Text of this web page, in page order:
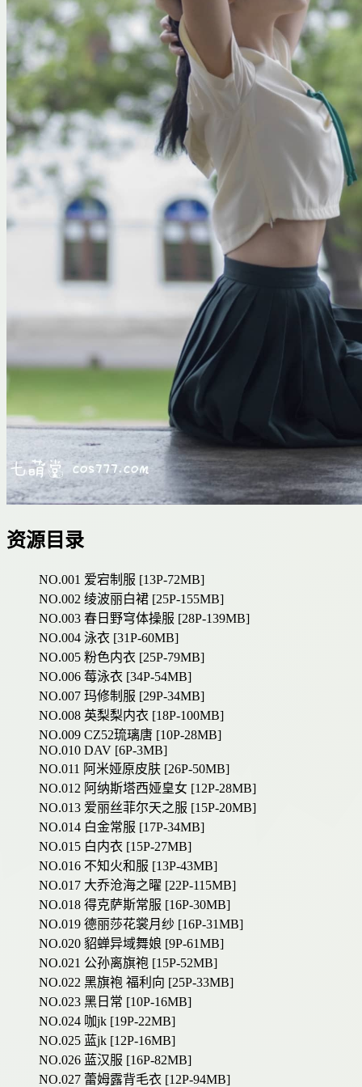
资源目录
NO.001 爱宕制服 [13P-72MB]
NO.002 绫波丽白裙 [25P-155MB]
NO.003 春日野穹体操服 [28P-139MB]
NO.004 泳衣 [31P-60MB]
NO.005 粉色内衣 [25P-79MB]
NO.006 莓泳衣 [34P-54MB]
NO.007 玛修制服 [29P-34MB]
NO.008 英梨梨内衣 [18P-100MB]
NO.009 CZ52琉璃唐 [10P-28MB]
NO.010 DAV [6P-3MB]
NO.011 阿米娅原皮肤 [26P-50MB]
NO.012 阿纳斯塔西娅皇女 [12P-28MB]
NO.013 爱丽丝菲尔天之服 [15P-20MB]
NO.014 白金常服 [17P-34MB]
NO.015 白内衣 [15P-27MB]
NO.016 不知火和服 [13P-43MB]
NO.017 大乔沧海之曜 [22P-115MB]
NO.018 得克萨斯常服 [16P-30MB]
NO.019 德丽莎花裳月纱 [16P-31MB]
NO.020 貂蝉异域舞娘 [9P-61MB]
NO.021 公孙离旗袍 [15P-52MB]
NO.022 黑旗袍 福利向 [25P-33MB]
NO.023 黑日常 [10P-16MB]
NO.024 咖jk [19P-22MB]
NO.025 蓝jk [12P-16MB]
NO.026 蓝汉服 [16P-82MB]
NO.027 蕾姆露背毛衣 [12P-94MB]